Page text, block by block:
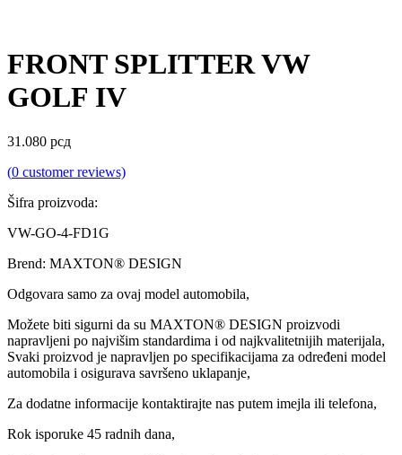
FRONT SPLITTER VW
GOLF IV
31.080 рсд
(0 customer reviews)
Šifra proizvoda:
VW-GO-4-FD1G
Brend: MAXTON® DESIGN
Odgovara samo za ovaj model automobila,
Možete biti sigurni da su MAXTON® DESIGN proizvodi
napravljeni po najvišim standardima i od najkvalitetnijih materijala,
Svaki proizvod je napravljen po specifikacijama za određeni model
automobila i osigurava savršeno uklapanje,
Za dodatne informacije kontaktirajte nas putem imejla ili telefona,
Rok isporuke 45 radnih dana,